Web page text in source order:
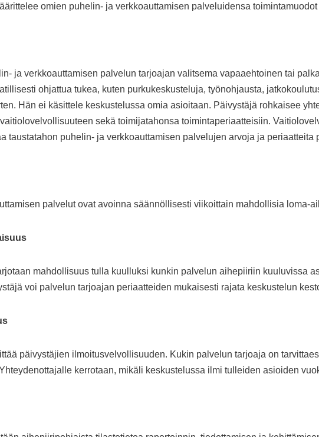
omien puhelin- ja verkkoauttamisen palveluidensa
ja verkkoauttamisen palvelun tarjoajan valitsema vapaaehtoinen tai
ohjattua tukea, kuten purkukeskusteluja, työnohjausta,
Hän ei käsittele keskustelussa omia asioitaan. Päivystäjä rohkaisee
sekä toimijatahonsa toimintaperiaatteisiin.
taustatahon puhelin- ja verkkoauttamisen palvelujen arvoja ja periaatteita
palvelut ovat avoinna säännöllisesti viikoittain mahdollisia loma-
mahdollisuus tulla kuulluksi kunkin palvelun aihepiiriin kuuluvissa
voi palvelun tarjoajan periaatteiden mukaisesti rajata keskustelun
päivystäjien ilmoitusvelvollisuuden. Kukin palvelun tarjoaja on
kerrotaan, mikäli keskustelussa ilmi tulleiden asioiden